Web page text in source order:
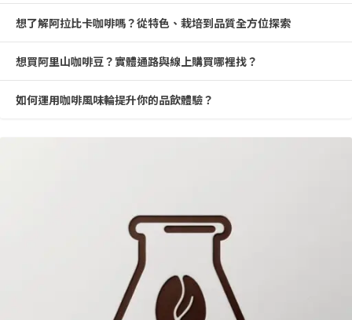
想了解阿拉比卡咖啡嗎？從特色、栽培到品質全方位探索
想買阿里山咖啡豆？實體通路與線上購買哪裡找？
如何運用咖啡風味輪提升你的品飲體驗？